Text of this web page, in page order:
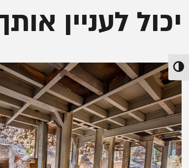
הפעל/כבה ניגודיות גבוהה
יכול לעניין